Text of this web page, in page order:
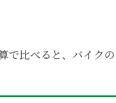
で比べると、バイクの